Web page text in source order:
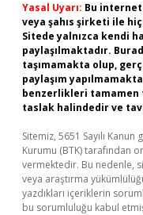
Yasal Uyarı: Bu
veya şahıs şirketi ile
Sitede yalnızca kendi
paylaşılmaktadır.
taşımamakta olup,
paylaşım
benzerlikleri
taslak halindedir ve
Sitemiz, 5651 Sayılı
Kurumu (BTK) tarafından
vermektedir. Bu nedenle,
veya araştırma
yazdıkları içeriklerin
bu sorumluluğu kabul